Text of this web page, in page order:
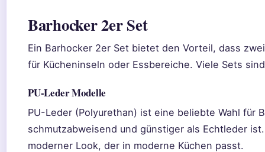
Barhocker 2er Set
Ein Barhocker 2er Set bietet den Vorteil, dass
für Kücheninseln oder Essbereiche. Viele Sets
PU-Leder Modelle
PU-Leder (Polyurethan) ist eine beliebte Wahl für
schmutzabweisend und günstiger als Echtleder
moderner Look, der in moderne Küchen passt.